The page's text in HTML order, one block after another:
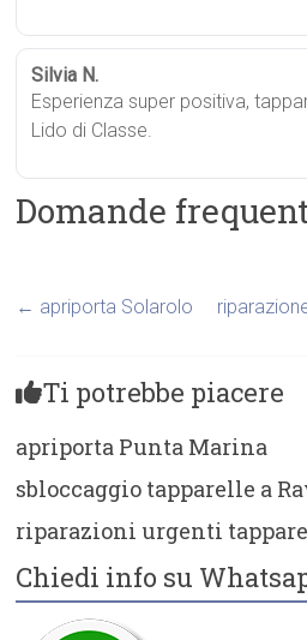
Silvia N.
Esperienza super positiva,
Lido di Classe.
Domande
← apriporta Solarolo
Ti potrebbe piacere
apriporta Punta Marina
sbloccaggio tapparelle a
riparazioni urgenti
Chiedi info su